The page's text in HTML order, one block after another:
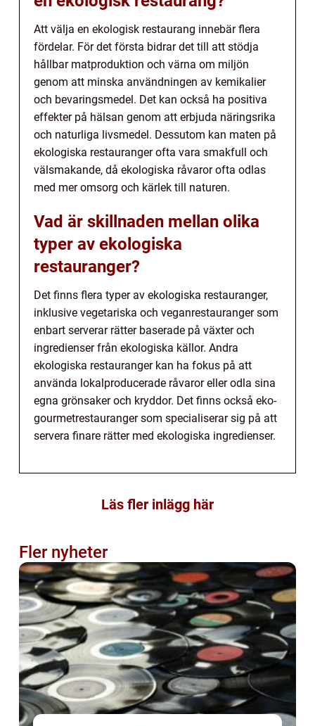
Att välja en ekologisk restaurang innebär flera
fördelar. För det första bidrar det till att stödja
hållbar matproduktion och värna om miljön
genom att minska användningen av kemikalier
och bevaringsmedel. Det kan också ha positiva
effekter på hälsan genom att erbjuda näringsrika
och naturliga livsmedel. Dessutom kan maten på
ekologiska restauranger ofta vara smakfull och
välsmakande, då ekologiska råvaror ofta odlas
med mer omsorg och kärlek till naturen.
Vad är skillnaden mellan olika
typer av ekologiska
restauranger?
Det finns flera typer av ekologiska restauranger,
inklusive vegetariska och veganrestauranger som
enbart serverar rätter baserade på växter och
ingredienser från ekologiska källor. Andra
ekologiska restauranger kan ha fokus på att
använda lokalproducerade råvaror eller odla sina
egna grönsaker och kryddor. Det finns också eko-
gourmetrestauranger som specialiserar sig på att
servera finare rätter med ekologiska ingredienser.
Läs fler inlägg här
Fler nyheter